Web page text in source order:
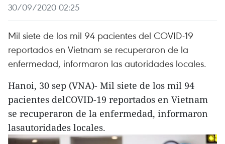
30/09/2020 02:25
Mil siete de los mil 94 pacientes del COVID-19
reportados en Vietnam se recuperaron de la
enfermedad, informaron las autoridades locales.
Hanoi, 30 sep (VNA)- Mil siete de los mil 94
pacientes delCOVID-19 reportados en Vietnam
se recuperaron de la enfermedad, informaron
lasautoridades locales.